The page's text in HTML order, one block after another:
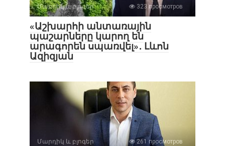
Մարդիկ և բլոգեր 323 просмотров
«Աշխարհի անտառային
պաշարները կարող են
արագորեն սպառվել»․ Լևոն
Ազիզյան
Մարդիկ և բլոգեր 261 просмотров